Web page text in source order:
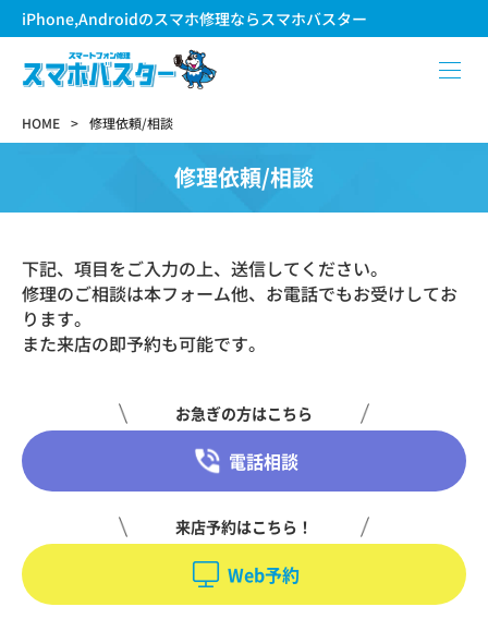
iPhone,Androidのスマホ修理ならスマホバスター
HOME 修理依頼/相談
修理依頼/相談
下記、項目をご入力の上、送信してください。
修理のご相談は本フォーム他、お電話でもお受けしてお
ります。
また来店の即予約も可能です。
お急ぎの方はこちら
電話相談
来店予約はこちら！
Web予約